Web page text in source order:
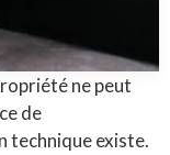
ne peut
de
technique existe.